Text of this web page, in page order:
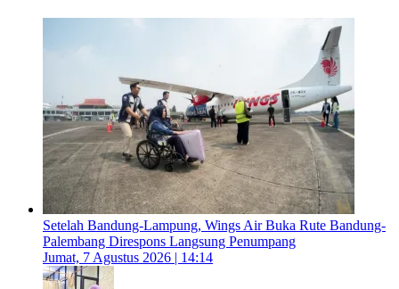
Setelah Bandung-Lampung, Wings Air Buka Rute Bandung-
Palembang Direspons Langsung Penumpang
Jumat, 7 Agustus 2026 | 14:14